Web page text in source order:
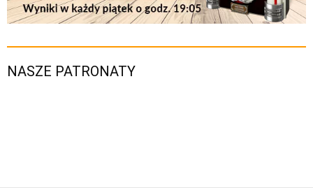
NASZE PATRONATY